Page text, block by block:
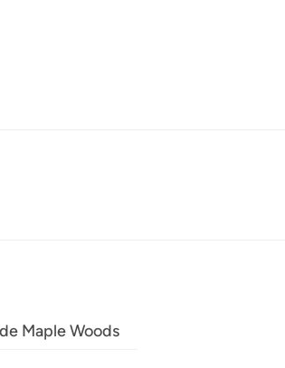
Maple Woods